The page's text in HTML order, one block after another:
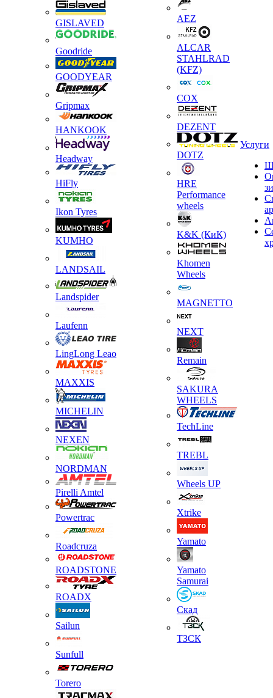
GISLAVED
Goodride
GOODYEAR
Gripmax
HANKOOK
Headway
HiFly
Ikon Tyres
KUMHO
LANDSAIL
Landspider
Laufenn
LingLong Leao
MAXXIS
MICHELIN
NEXEN
NORDMAN
Pirelli Amtel
Powertrac
Roadcruza
ROADSTONE
ROADX
Sailun
Sunfull
Torero
AEZ
ALCAR
STAHLRAD
(KFZ)
COX
DEZENT
DOTZ
HRE
Performance
wheels
K&K (КиК)
Khomen
Wheels
MAGNETTO
NEXT
Remain
SAKURA
WHEELS
TechLine
TREBL
Wheels UP
Xtrike
Yamato
Yamato
Samurai
Скад
ТЗСК
Услуги